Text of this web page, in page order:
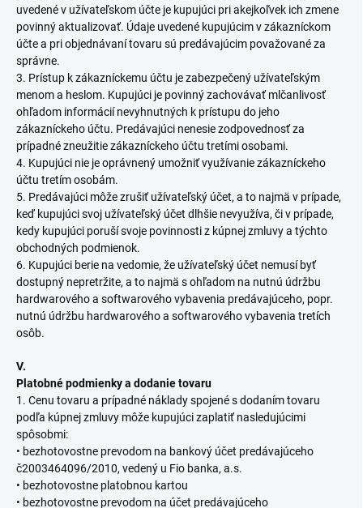
uvedené v užívateľskom účte je kupujúci pri akejkoľvek ich zmene
povinný aktualizovať. Údaje uvedené kupujúcim v zákazníckom
účte a pri objednávaní tovaru sú predávajúcim považované za
správne.
3. Prístup k zákazníckemu účtu je zabezpečený užívateľským
menom a heslom. Kupujúci je povinný zachovávať mlčanlivosť
ohľadom informácií nevyhnutných k prístupu do jeho
zákazníckeho účtu. Predávajúci nenesie zodpovednosť za
prípadné zneužitie zákazníckeho účtu tretími osobami.
4. Kupujúci nie je oprávnený umožniť využívanie zákazníckeho
účtu tretím osobám.
5. Predávajúci môže zrušiť užívateľský účet, a to najmä v prípade,
keď kupujúci svoj užívateľský účet dlhšie nevyužíva, či v prípade,
kedy kupujúci poruší svoje povinnosti z kúpnej zmluvy a týchto
obchodných podmienok.
6. Kupujúci berie na vedomie, že užívateľský účet nemusí byť
dostupný nepretržite, a to najmä s ohľadom na nutnú údržbu
hardwarového a softwarového vybavenia predávajúceho, popr.
nutnú údržbu hardwarového a softwarového vybavenia tretích
osôb.
V.
Platobné podmienky a dodanie tovaru
1. Cenu tovaru a prípadné náklady spojené s dodaním tovaru
podľa kúpnej zmluvy môže kupujúci zaplatiť nasledujúcimi
spôsobmi:
• bezhotovostne prevodom na bankový účet predávajúceho
č2003464096/2010, vedený u Fio banka, a.s.
• bezhotovostne platobnou kartou
• bezhotovostne prevodom na účet predávajúceho